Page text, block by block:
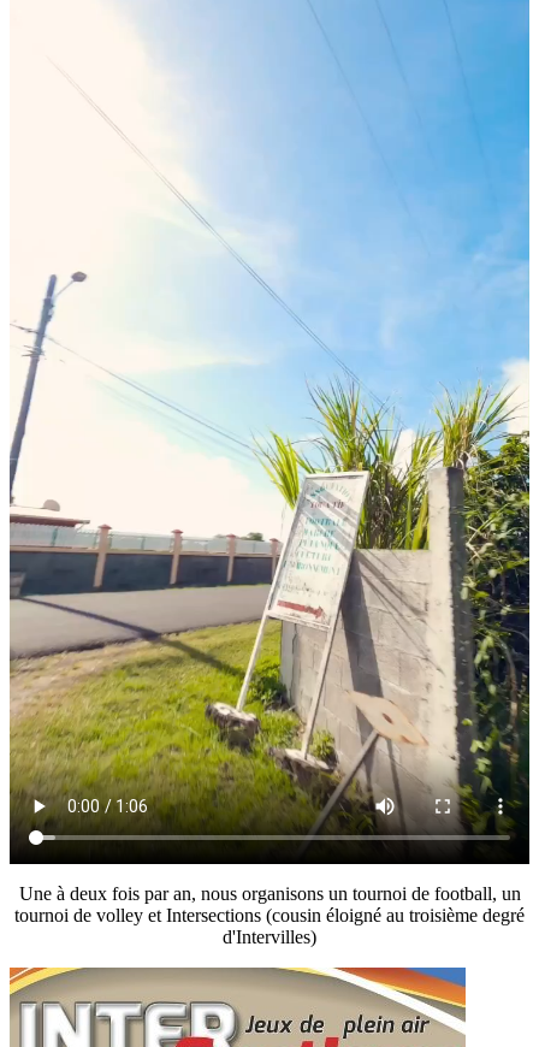
Une à deux fois par an, nous organisons un tournoi de football, un
tournoi de volley et Intersections (cousin éloigné au troisième degré
d'Intervilles)